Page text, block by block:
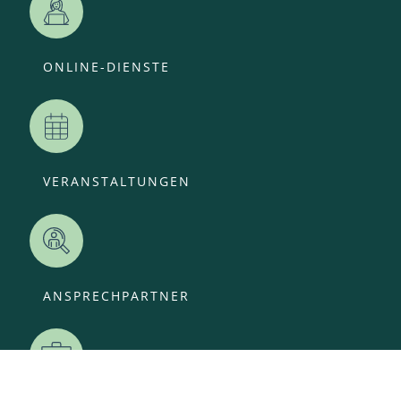
ONLINE-DIENSTE
VERANSTALTUNGEN
ANSPRECHPARTNER